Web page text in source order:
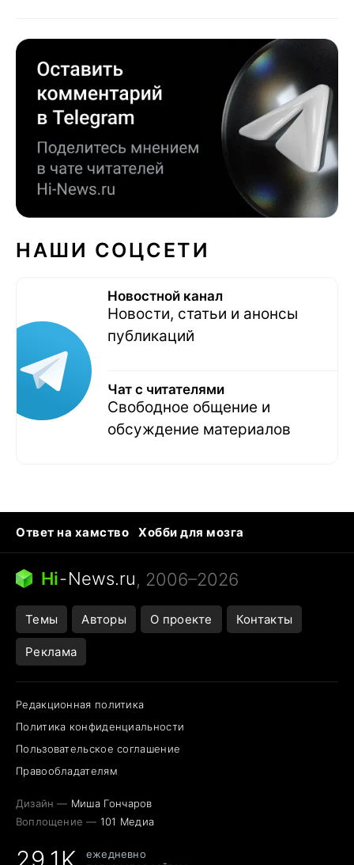
НАШИ СОЦСЕТИ
Новостной канал
Новости, статьи и анонсы
публикаций
Чат с читателями
Свободное общение и
обсуждение материалов
Ответ на хамство
Хобби для мозга
Бензин 100 и 95
Тунцы в океанариуме
Следующая пандемия
Hi-News.ru, 2006–2026
Темы Авторы О проекте Контакты
Реклама
Редакционная политика
Политика конфиденциальности
Пользовательское соглашение
Правообладателям
Дизайн — Миша Гончаров
Воплощение — 101 Медиа
ежедневно